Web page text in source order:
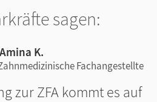
sagen:
Amina K.
Fachangestellte
zur ZFA kommt es auf